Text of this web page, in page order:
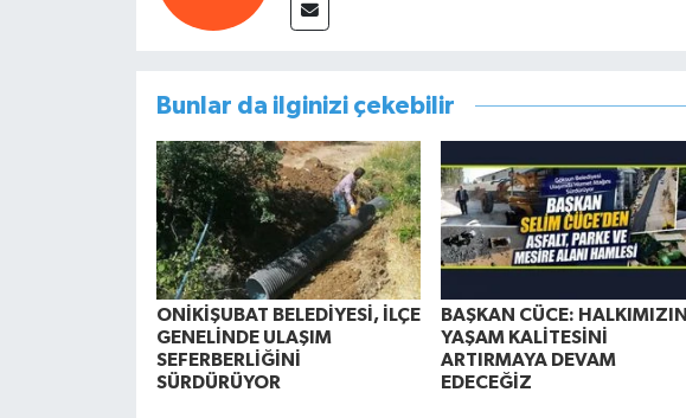
Bunlar da ilginizi çekebilir
ONİKİŞUBAT BELEDİYESİ, İLÇE
GENELİNDE ULAŞIM
SEFERBERLİĞİNİ
SÜRDÜRÜYOR
BAŞKAN CÜCE: HALKIMIZIN
YAŞAM KALİTESİNİ
ARTIRMAYA DEVAM
EDECEĞİZ